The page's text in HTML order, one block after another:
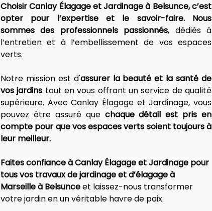
Choisir Canlay Élagage et Jardinage à Belsunce, c’est
opter pour l’expertise et le savoir-faire. Nous
sommes des professionnels passionnés, dédiés à
l’entretien et à l’embellissement de vos espaces
verts.
Notre mission est d'assurer la beauté et la santé de
vos jardins tout en vous offrant un service de qualité
supérieure. Avec Canlay Élagage et Jardinage, vous
pouvez être assuré que chaque détail est pris en
compte pour que vos espaces verts soient toujours à
leur meilleur.
Faites confiance à Canlay Élagage et Jardinage pour
tous vos travaux de jardinage et d’élagage à
Marseille à Belsunce et laissez-nous transformer
votre jardin en un véritable havre de paix.